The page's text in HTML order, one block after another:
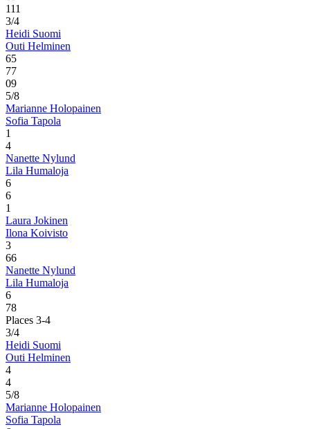
111
3/4
Heidi Suomi
Outi Helminen
65
77
09
5/8
Marianne Holopainen
Sofia Tapola
1
4
Nanette Nylund
Lila Humaloja
6
6
1
Laura Jokinen
Ilona Koivisto
3
66
Nanette Nylund
Lila Humaloja
6
78
Places 3-4
3/4
Heidi Suomi
Outi Helminen
4
4
5/8
Marianne Holopainen
Sofia Tapola